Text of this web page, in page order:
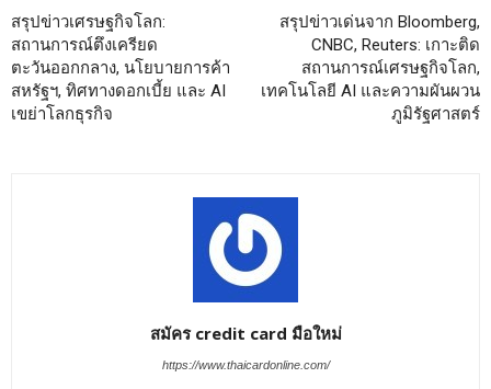
สรุปข่าวเศรษฐกิจโลก:
สถานการณ์ตึงเครียด
ตะวันออกกลาง, นโยบายการค้า
สหรัฐฯ, ทิศทางดอกเบี้ย และ AI
เขย่าโลกธุรกิจ
สรุปข่าวเด่นจาก Bloomberg,
CNBC, Reuters: เกาะติด
สถานการณ์เศรษฐกิจโลก,
เทคโนโลยี AI และความผันผวน
ภูมิรัฐศาสตร์
สมัคร credit card มือใหม่
https://www.thaicardonline.com/